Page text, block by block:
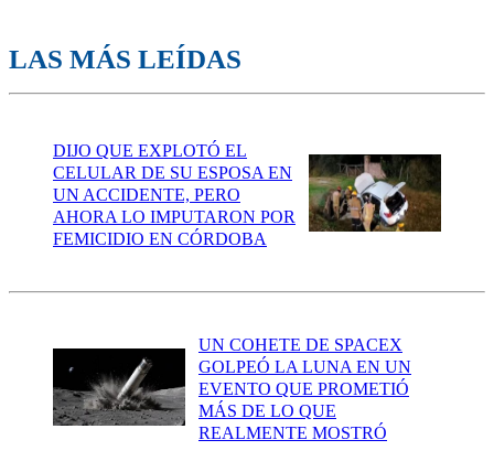
LAS MÁS LEÍDAS
DIJO QUE EXPLOTÓ EL
CELULAR DE SU ESPOSA EN
UN ACCIDENTE, PERO
AHORA LO IMPUTARON POR
FEMICIDIO EN CÓRDOBA
UN COHETE DE SPACEX
GOLPEÓ LA LUNA EN UN
EVENTO QUE PROMETIÓ
MÁS DE LO QUE
REALMENTE MOSTRÓ